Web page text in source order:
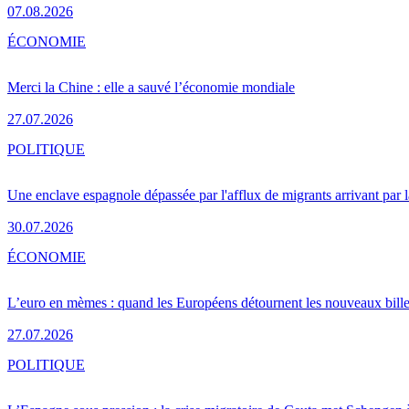
07.08.2026
Merci la Chine : elle a sauvé l’économie mondiale
27.07.2026
ÉCONOMIE
Une enclave espagnole dépassée par l'afflux de migrants arrivant par
30.07.2026
POLITIQUE
L’euro en mèmes : quand les Européens détournent les nouveaux
27.07.2026
ÉCONOMIE
POLITIQUE